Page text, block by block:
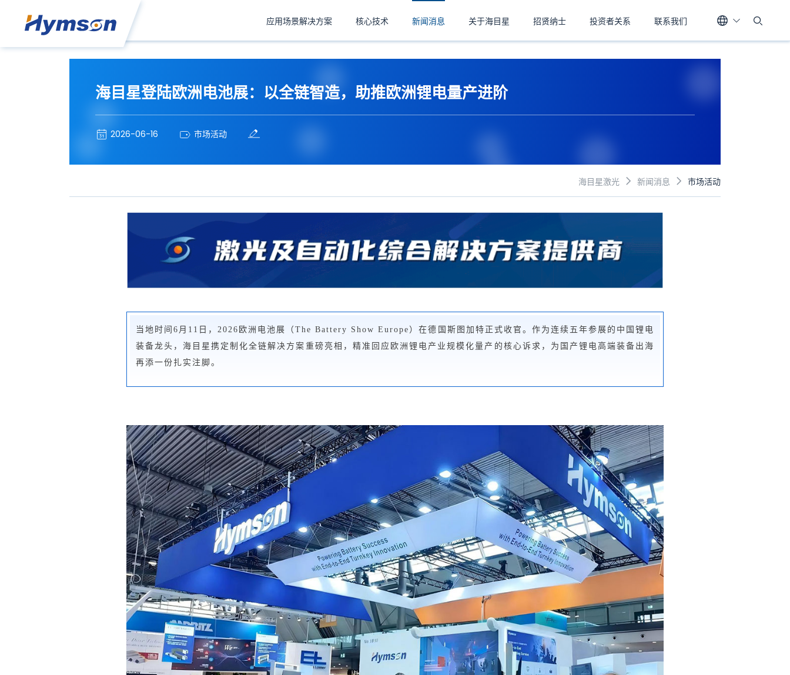
应用场景解决方案 核心技术 新闻消息 关于海目星 招贤纳士 投资者关系 联系我们
海目星登陆欧洲电池展：以全链智造，助推欧洲锂电量产进阶
2026-06-16 市场活动
海目星激光  新闻消息  市场活动
当地时间6月11日，2026欧洲电池展（The Battery Show Europe）在德国斯图加特正式收官。作为连续五年参展的中国锂电
装备龙头，海目星携定制化全链解决方案重磅亮相，精准回应欧洲锂电产业规模化量产的核心诉求，为国产锂电高端装备出海
再添一份扎实注脚。